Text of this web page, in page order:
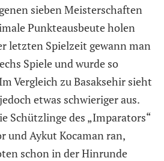
sieben Meisterschaften
Punkteausbeute holen
letzten Spielzeit gewann man
Spiele und wurde so
Vergleich zu Basaksehir sieht
etwas schwieriger aus.
Schützlinge des „Imparators“
und Aykut Kocaman ran,
schon in der Hinrunde